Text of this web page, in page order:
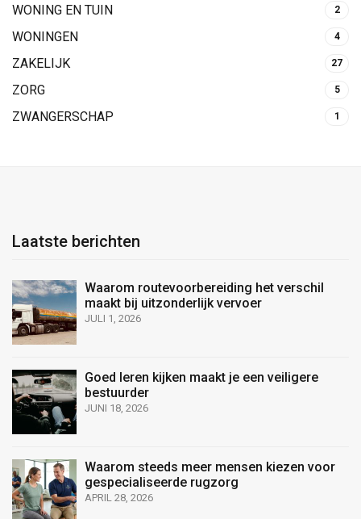
WONING EN TUIN 2
WONINGEN 4
ZAKELIJK 27
ZORG 5
ZWANGERSCHAP 1
Laatste berichten
Waarom routevoorbereiding het verschil
maakt bij uitzonderlijk vervoer
JULI 1, 2026
Goed leren kijken maakt je een veiligere
bestuurder
JUNI 18, 2026
Waarom steeds meer mensen kiezen voor
gespecialiseerde rugzorg
APRIL 28, 2026